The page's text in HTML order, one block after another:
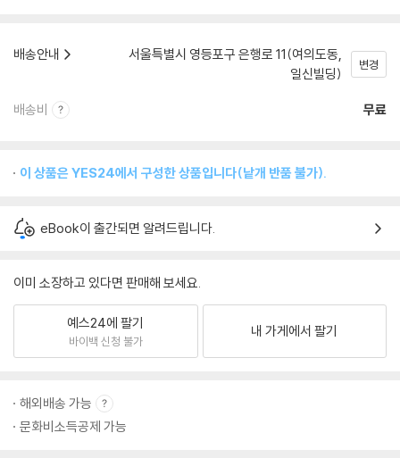
배송안내
서울특별시 영등포구 은행로 11(여의도동,
일신빌딩)
변경
배송비 무료
이 상품은 YES24에서 구성한 상품입니다(낱개 반품 불가).
eBook이 출간되면 알려드립니다.
이미 소장하고 있다면 판매해 보세요.
예스24에 팔기
바이백 신청 불가
내 가게에서 팔기
해외배송 가능
문화비소득공제 가능